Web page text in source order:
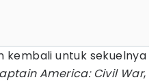
kembali untuk sekuelnya
America: Civil War,